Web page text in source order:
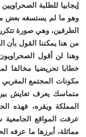
إيجابيا للطلبة
وهو ما لم يستسغه بعض من
الطرفين، وهي صورة
من هنا يمكننا القول بأن
وهنا لن أقول
خطابا تحريضيا مخالفا
مكونات المجتمع
متماسك يعرف تعايش
المملكة ويقره، فهذه
عرفت المواقع
مماثلة، أبرزها ما عرفه